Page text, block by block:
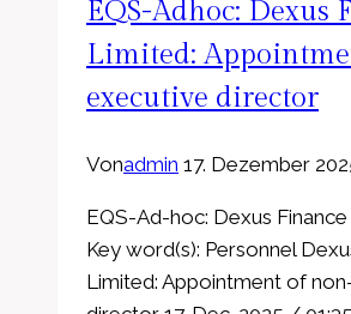
EQS-Adhoc: Dexus
Limited:
executive director
Vonadmin 17. Dezember
EQS-Ad-hoc: Dexus
Key word(s): Personnel
Limited: Appointment of